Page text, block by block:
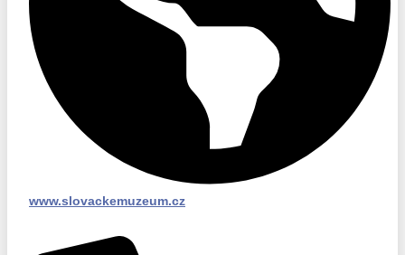
www.slovackemuzeum.cz